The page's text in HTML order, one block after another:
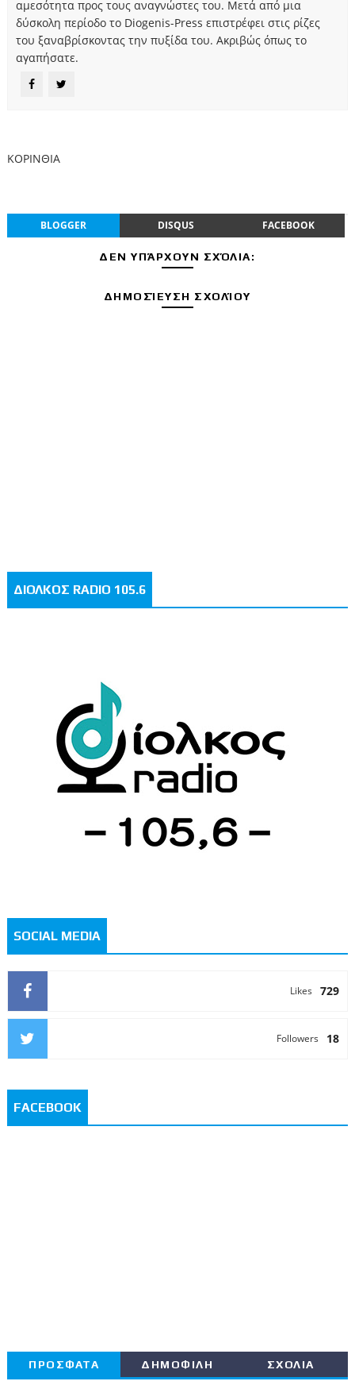
αμεσότητα προς τους αναγνώστες του. Μετά από μια
δύσκολη περίοδο το Diogenis-Press επιστρέφει στις ρίζες
του ξαναβρίσκοντας την πυξίδα του. Ακριβώς όπως το
αγαπήσατε.
ΚΟΡΙΝΘΙΑ
BLOGGER DISQUS FACEBOOK
ΔΕΝ ΥΠΆΡΧΟΥΝ ΣΧΌΛΙΑ:
ΔΗΜΟΣΊΕΥΣΗ ΣΧΟΛΊΟΥ
ΔΙΟΛΚΟΣ RADIO 105.6
SOCIAL MEDIA
729
Likes
18
Followers
FACEBOOK
ΠΡΟΣΦΑΤΑ ΔΗΜΟΦΙΛΗ ΣΧΟΛΙΑ